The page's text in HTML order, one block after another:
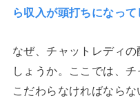
ら収入が頭打ちになって
なぜ、チャットレディ
しょうか。ここでは、
こだわらなければならな